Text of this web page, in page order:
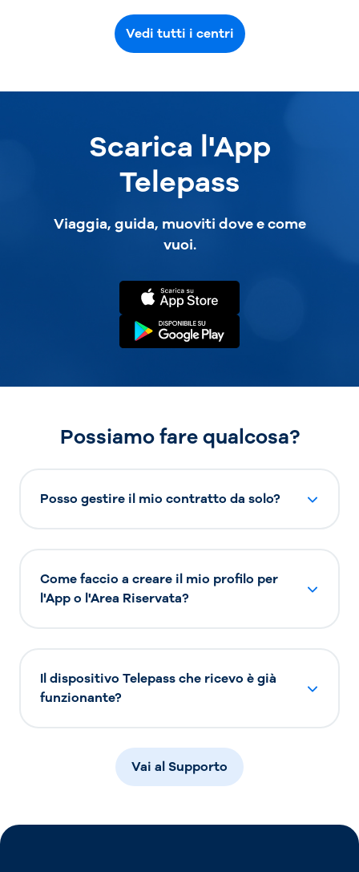
Vedi tutti i centri
Scarica l'App
Telepass
Viaggia, guida, muoviti dove e come
vuoi.
Possiamo fare qualcosa?
Posso gestire il mio contratto da solo?
Come faccio a creare il mio profilo per
l'App o l'Area Riservata?
Il dispositivo Telepass che ricevo è già
funzionante?
Vai al Supporto